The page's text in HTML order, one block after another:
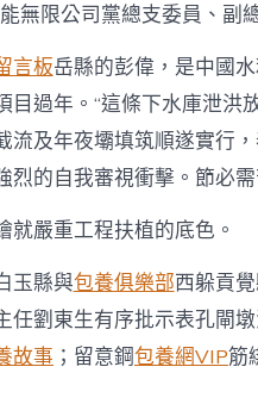
無限公司黨總支委員、副
言板岳縣的彭偉，是中國
目過年。“這條下水庫泄洪
流及年夜壩填筑順遂實行
烈的自我審視衝擊。節必
就嚴重工程扶植的底色。
玉縣與包養俱樂部西躲貢
任劉東生有序批示表孔閘
故事 ；留意鋼包養網VIP筋